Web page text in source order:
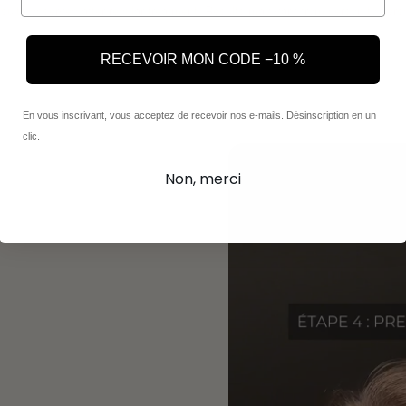
observed after regular treatment. Results may vary from person to
RECEVOIR MON CODE −10 %
En vous inscrivant, vous acceptez de recevoir nos e-mails. Désinscription en un
clic.
Non, merci